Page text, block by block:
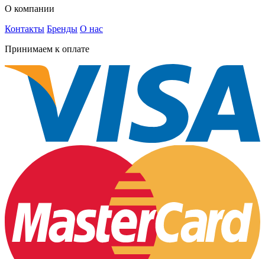
О компании
Контакты Бренды О нас
Принимаем к оплате